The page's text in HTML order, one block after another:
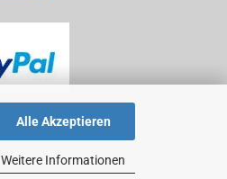
Alle Akzeptieren
Weitere Informationen